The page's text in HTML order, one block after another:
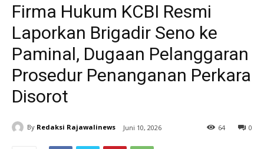
Firma Hukum KCBI Resmi
Laporkan Brigadir Seno ke
Paminal, Dugaan Pelanggaran
Prosedur Penanganan Perkara
Disorot
By Redaksi Rajawalinews Juni 10, 2026 0
64